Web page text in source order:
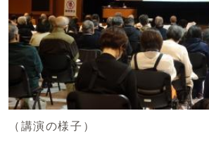
（講演の様子）